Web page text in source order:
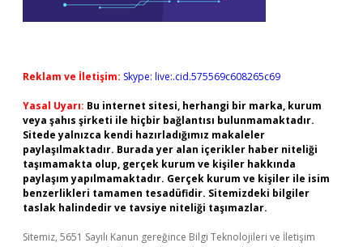
Reklam ve İletişim: Skype: live:.cid.575569c608265c69
Yasal Uyarı: Bu internet sitesi, herhangi bir marka, kurum
veya şahıs şirketi ile hiçbir bağlantısı bulunmamaktadır.
Sitede yalnızca kendi hazırladığımız makaleler
paylaşılmaktadır. Burada yer alan içerikler haber niteliği
taşımamakta olup, gerçek kurum ve kişiler hakkında
paylaşım yapılmamaktadır. Gerçek kurum ve kişiler ile isim
benzerlikleri tamamen tesadüfidir. Sitemizdeki bilgiler
taslak halindedir ve tavsiye niteliği taşımazlar.
Sitemiz, 5651 Sayılı Kanun gereğince Bilgi Teknolojileri ve İletişim